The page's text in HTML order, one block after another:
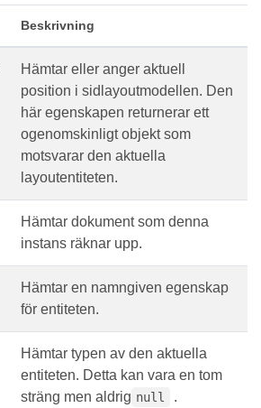
Beskrivning
Hämtar eller anger aktuell
position i sidlayoutmodellen. Den
här egenskapen returnerar ett
ogenomskinligt objekt som
motsvarar den aktuella
layoutentiteten.
Hämtar dokument som denna
instans räknar upp.
Hämtar en namngiven egenskap
för entiteten.
Hämtar typen av den aktuella
entiteten. Detta kan vara en tom
sträng men aldrig null .